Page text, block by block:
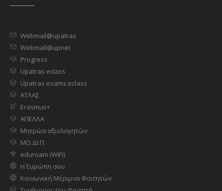
Webmail@upatras
Webmail@upnet
Progress
Upatras eclass
Upatras exams.eclass
ΑΤΛΑΣ
Erasmus+
ΑΠΕΛΛΑ
Μητρώα αξιολογητών
ΜΟ.ΔΙ.Π.
eduroam (WiFi)
Η Ευρώπη σου
Κοινωνική Μέριμνα Φοιτητών